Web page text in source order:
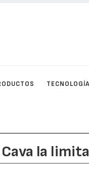
TECNOLOGÍA
Cava la